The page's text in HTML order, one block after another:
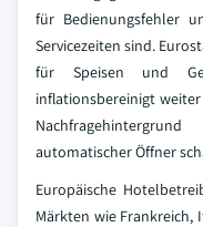
für Bedienungsfehler
Servicezeiten sind.
für Speisen und
inflationsbereinigt
automatischer Öffner
Europäische
Märkten wie Frankreich,